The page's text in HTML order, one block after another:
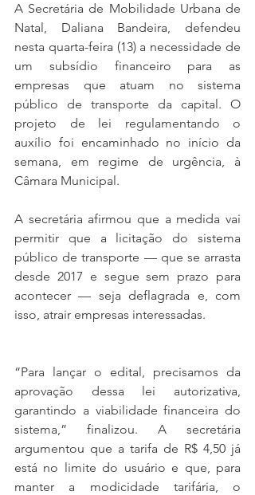
A Secretária de Mobilidade Urbana de
Natal, Daliana Bandeira, defendeu
nesta quarta-feira (13) a necessidade de
um subsídio financeiro para as
empresas que atuam no sistema
público de transporte da capital. O
projeto de lei regulamentando o
auxílio foi encaminhado no início da
semana, em regime de urgência, à
Câmara Municipal.
A secretária afirmou que a medida vai
permitir que a licitação do sistema
público de transporte — que se arrasta
desde 2017 e segue sem prazo para
acontecer — seja deflagrada e, com
isso, atrair empresas interessadas.
“Para lançar o edital, precisamos da
aprovação dessa lei autorizativa,
garantindo a viabilidade financeira do
sistema,” finalizou. A secretária
argumentou que a tarifa de R$ 4,50 já
está no limite do usuário e que, para
manter a modicidade tarifária, o